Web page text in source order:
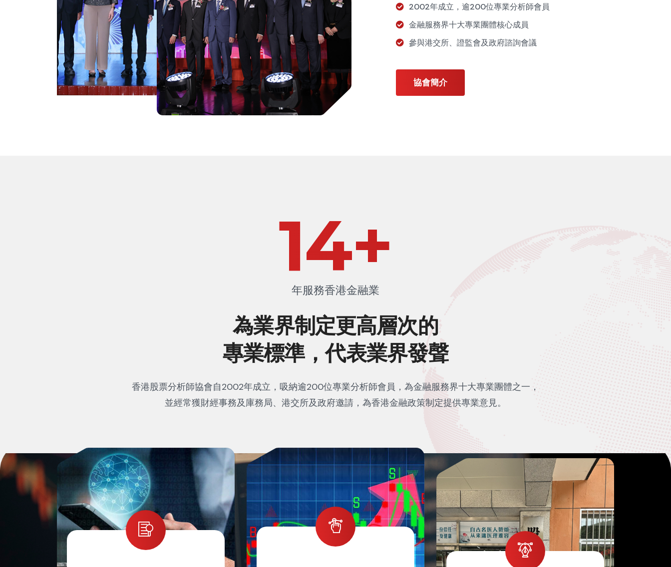
2002年成立，逾200位專業分析師會員
金融服務界十大專業團體核心成員
參與港交所、證監會及政府諮詢會議
協會簡介
23+
年服務香港金融業
為業界制定更高層次的
專業標準，代表業界發聲
香港股票分析師協會自2002年成立，吸納逾200位專業分析師會員，為金融服務界十大專業團體之一，
並經常獲財經事務及庫務局、港交所及政府邀請，為香港金融政策制定提供專業意見。